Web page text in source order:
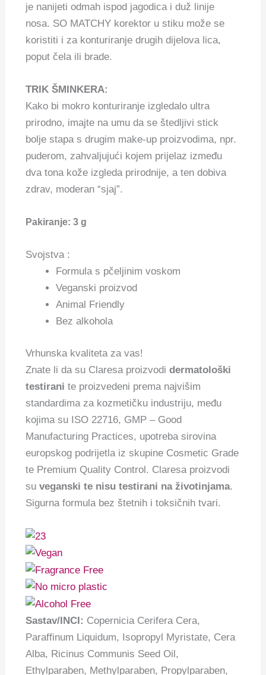
je nanijeti odmah ispod jagodica i duž linije
nosa. SO MATCHY korektor u stiku može se
koristiti i za konturiranje drugih dijelova lica,
poput čela ili brade.
TRIK ŠMINKERA:
Kako bi mokro konturiranje izgledalo ultra
prirodno, imajte na umu da se štedljivi stick
bolje stapa s drugim make-up proizvodima, npr.
puderom, zahvaljujući kojem prijelaz između
dva tona kože izgleda prirodnije, a ten dobiva
zdrav, moderan “sjaj”.
Pakiranje: 3 g
Svojstva :
Formula s pčeljinim voskom
Veganski proizvod
Animal Friendly
Bez alkohola
Vrhunska kvaliteta za vas!
Znate li da su Claresa proizvodidermatološki
testirani te proizvedeni prema najvišim
standardima za kozmetičku industriju, među
kojima su ISO 22716, GMP – Good
Manufacturing Practices, upotreba sirovina
europskog podrijetla iz skupine Cosmetic Grade
te Premium Quality Control. Claresa proizvodi
suveganski te nisu testirani na životinjama.
Sigurna formula bez štetnih i toksičnih tvari.
Sastav/INCI: Copernicia Cerifera Cera,
Paraffinum Liquidum, Isopropyl Myristate, Cera
Alba, Ricinus Communis Seed Oil,
Ethylparaben, Methylparaben, Propylparaben,